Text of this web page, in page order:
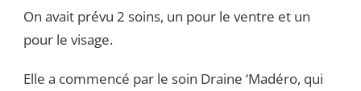
On avait prévu 2 soins, un pour le ventre et un
pour le visage.
Elle a commencé par le soin Draine ‘Madéro, qui